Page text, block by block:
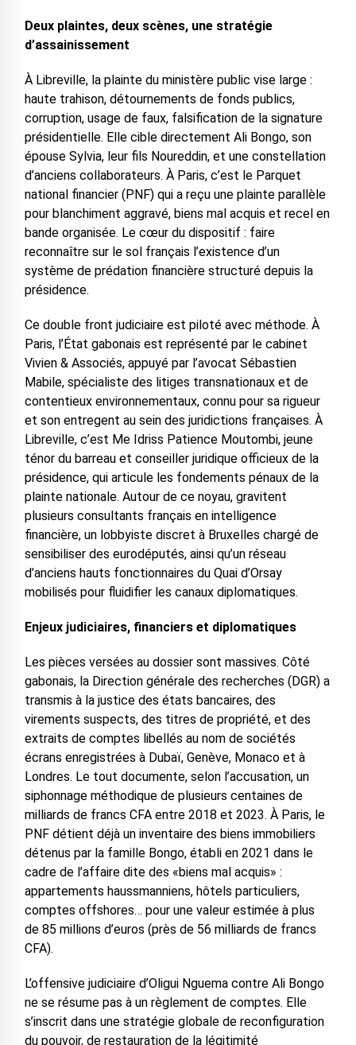
Deux plaintes, deux scènes, une stratégie
d’assainissement
À Libreville, la plainte du ministère public vise large :
haute trahison, détournements de fonds publics,
corruption, usage de faux, falsification de la signature
présidentielle. Elle cible directement Ali Bongo, son
épouse Sylvia, leur fils Noureddin, et une constellation
d’anciens collaborateurs. À Paris, c’est le Parquet
national financier (PNF) qui a reçu une plainte parallèle
pour blanchiment aggravé, biens mal acquis et recel en
bande organisée. Le cœur du dispositif : faire
reconnaître sur le sol français l’existence d’un
système de prédation financière structuré depuis la
présidence.
Ce double front judiciaire est piloté avec méthode. À
Paris, l’État gabonais est représenté par le cabinet
Vivien & Associés, appuyé par l’avocat Sébastien
Mabile, spécialiste des litiges transnationaux et de
contentieux environnementaux, connu pour sa rigueur
et son entregent au sein des juridictions françaises. À
Libreville, c’est Me Idriss Patience Moutombi, jeune
ténor du barreau et conseiller juridique officieux de la
présidence, qui articule les fondements pénaux de la
plainte nationale. Autour de ce noyau, gravitent
plusieurs consultants français en intelligence
financière, un lobbyiste discret à Bruxelles chargé de
sensibiliser des eurodéputés, ainsi qu’un réseau
d’anciens hauts fonctionnaires du Quai d’Orsay
mobilisés pour fluidifier les canaux diplomatiques.
Enjeux judiciaires, financiers et diplomatiques
Les pièces versées au dossier sont massives. Côté
gabonais, la Direction générale des recherches (DGR) a
transmis à la justice des états bancaires, des
virements suspects, des titres de propriété, et des
extraits de comptes libellés au nom de sociétés
écrans enregistrées à Dubaï, Genève, Monaco et à
Londres. Le tout documente, selon l’accusation, un
siphonnage méthodique de plusieurs centaines de
milliards de francs CFA entre 2018 et 2023. À Paris, le
PNF détient déjà un inventaire des biens immobiliers
détenus par la famille Bongo, établi en 2021 dans le
cadre de l’affaire dite des «biens mal acquis» :
appartements haussmanniens, hôtels particuliers,
comptes offshores… pour une valeur estimée à plus
de 85 millions d’euros (près de 56 milliards de francs
CFA).
L’offensive judiciaire d’Oligui Nguema contre Ali Bongo
ne se résume pas à un règlement de comptes. Elle
s’inscrit dans une stratégie globale de reconfiguration
du pouvoir, de restauration de la légitimité